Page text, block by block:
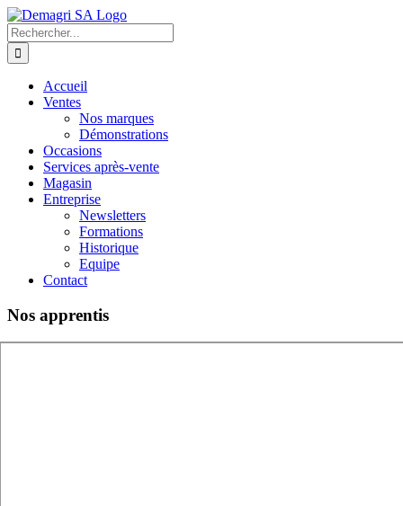
Passer
au
contenu
Rechercher:
Accueil
Ventes
Nos marques
Démonstrations
Occasions
Services après-vente
Magasin
Entreprise
Newsletters
Formations
Historique
Equipe
Contact
Nos apprentis